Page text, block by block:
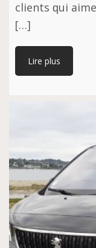
сlіеntѕ ԛuі
[…]
Lire plus